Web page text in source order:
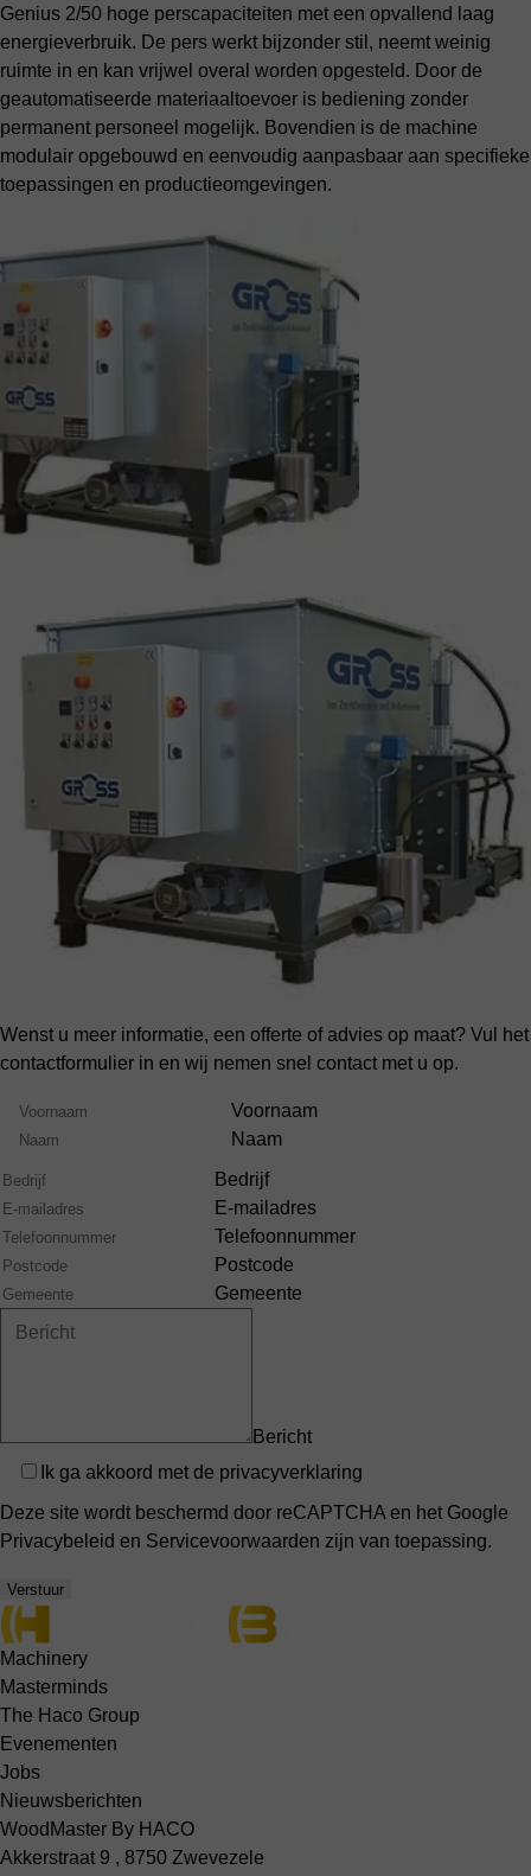
Genius 2/50 hoge perscapaciteiten met een opvallend laag
energieverbruik. De pers werkt bijzonder stil, neemt weinig
ruimte in en kan vrijwel overal worden opgesteld. Door de
geautomatiseerde materiaaltoevoer is bediening zonder
permanent personeel mogelijk. Bovendien is de machine
modulair opgebouwd en eenvoudig aanpasbaar aan specifieke
toepassingen en productieomgevingen.
Wenst u meer informatie, een offerte of advies op maat? Vul het
contactformulier in en wij nemen snel contact met u op.
Volledige
Naam
Voornaam
Naam
Bedrijf
E-mailadres
Telefoonnummer
Postcode
Gemeente
Bericht
Privacy
Ik ga akkoord met de privacyverklaring
Deze site wordt beschermd door reCAPTCHA en het Google
Privacybeleid en Servicevoorwaarden zijn van toepassing.
Verstuur
Machinery
Masterminds
The Haco Group
Evenementen
Jobs
Nieuwsberichten
WoodMaster By HACO
Akkerstraat 9 , 8750 Zwevezele